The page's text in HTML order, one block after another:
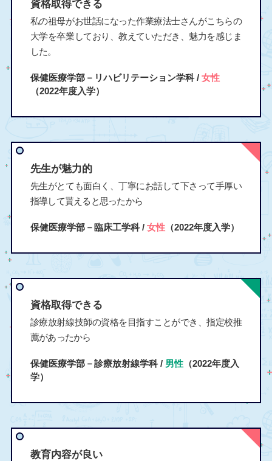
資格取得できる
私の祖母がお世話になった作業療法士さんがこちらの
大学を卒業しており、教えていただき、魅力を感じま
した。
保健医療学部－リハビリテーション学科 / 女性
（2022年度入学）
先生が魅力的
先生がとても面白く、丁寧にお話して下さって手厚い
指導して貰えると思ったから
保健医療学部－臨床工学科 / 女性（2022年度入学）
資格取得できる
診療放射線技師の資格を目指すことができ、指定校推
薦があったから
保健医療学部－診療放射線学科 / 男性（2022年度入
学）
教育内容が良い